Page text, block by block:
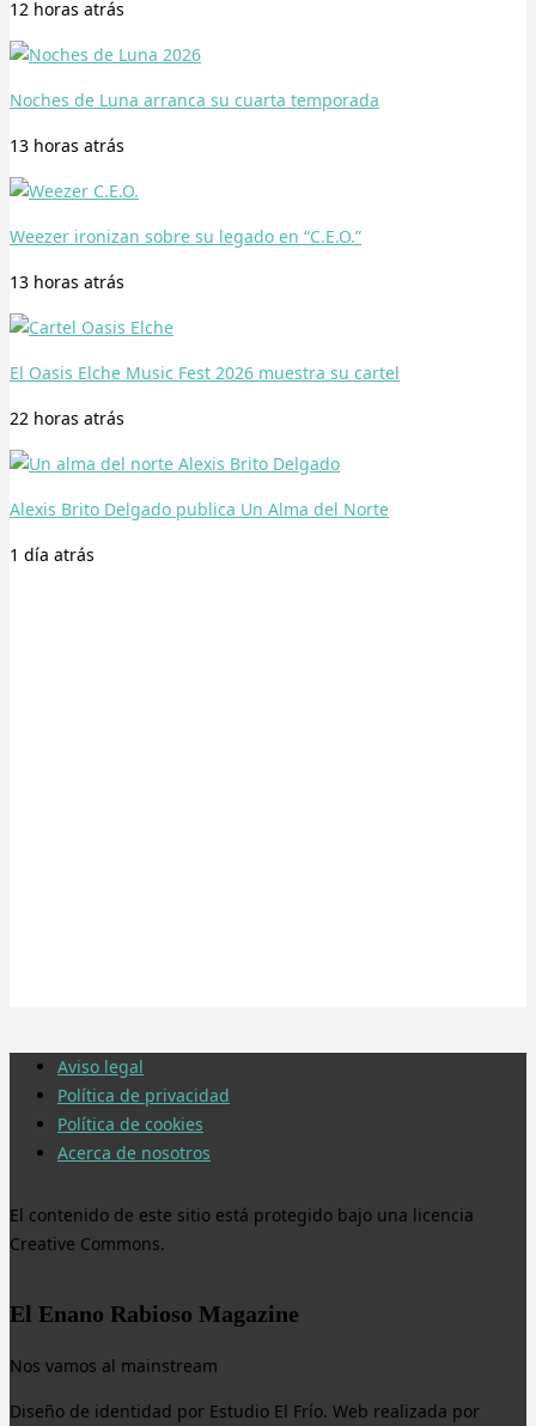
12 horas atrás
Noches de Luna arranca su cuarta temporada
13 horas atrás
Weezer ironizan sobre su legado en “C.E.O.”
13 horas atrás
El Oasis Elche Music Fest 2026 muestra su cartel
22 horas atrás
Alexis Brito Delgado publica Un Alma del Norte
1 día atrás
Aviso legal
Política de privacidad
Política de cookies
Acerca de nosotros
El contenido de este sitio está protegido bajo una licencia
Creative Commons.
El Enano Rabioso Magazine
Nos vamos al mainstream
Diseño de identidad por Estudio El Frío. Web realizada por